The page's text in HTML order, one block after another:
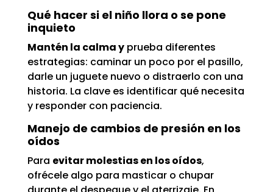
Qué hacer si el niño llora o se pone
inquieto
Mantén la calma yprueba diferentes
estrategias: caminar un poco por el pasillo,
darle un juguete nuevo o distraerlo con una
historia. La clave es identificar qué necesita
y responder con paciencia.
Manejo de cambios de presión en los
oídos
Para evitar molestias en los oídos,
ofrécele algo para masticar o chupar